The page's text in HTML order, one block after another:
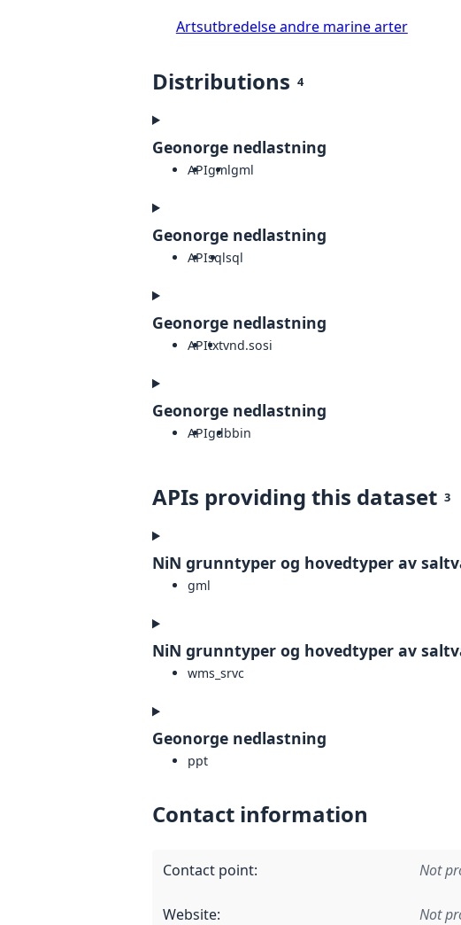
Artsutbredelse andre marine arter
Distributions 4
Geonorge nedlastning
APIgmlgml
Geonorge nedlastning
APIsqlsql
Geonorge nedlastning
APItxtvnd.sosi
Geonorge nedlastning
APIgdbbin
APIs providing this dataset 3
NiN grunntyper og hovedtyper av
gml
NiN grunntyper og hovedtyper av
wms_srvc
Geonorge nedlastning
ppt
Contact information
Contact point: Not
Website: Not